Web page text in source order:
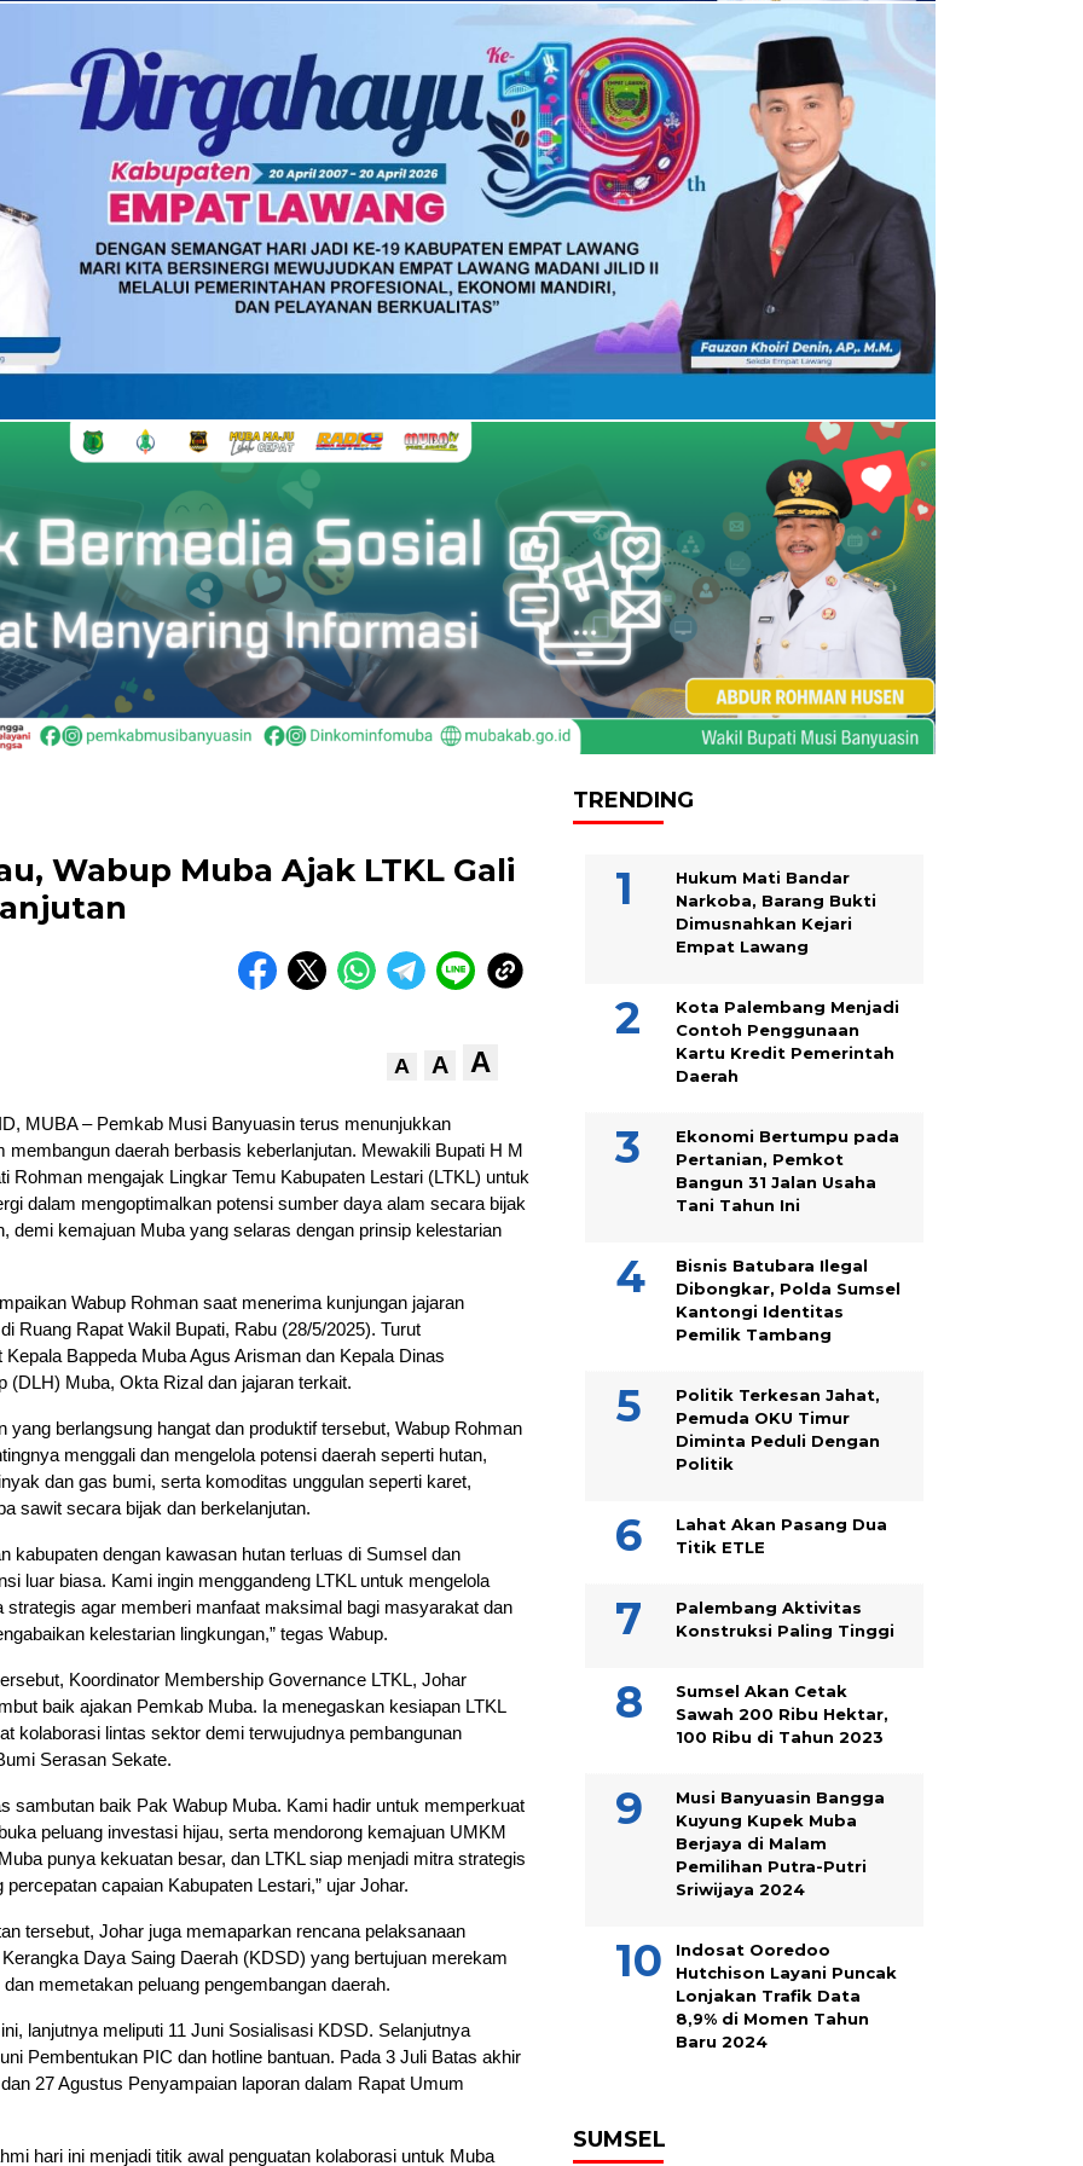
Wabup Muba Ajak LTKL Gali
A A A
MUBA – Pemkab Musi Banyuasin terus menunjukkan
membangun daerah berbasis keberlanjutan. Mewakili Bupati H M
Rohman mengajak Lingkar Temu Kabupaten Lestari (LTKL) untuk
dalam mengoptimalkan potensi sumber daya alam secara bijak
demi kemajuan Muba yang selaras dengan prinsip kelestarian
Wabup Rohman saat menerima kunjungan jajaran
Ruang Rapat Wakil Bupati, Rabu (28/5/2025). Turut
Kepala Bappeda Muba Agus Arisman dan Kepala Dinas
(DLH) Muba, Okta Rizal dan jajaran terkait.
yang berlangsung hangat dan produktif tersebut, Wabup Rohman
menggali dan mengelola potensi daerah seperti hutan,
dan gas bumi, serta komoditas unggulan seperti karet,
sawit secara bijak dan berkelanjutan.
kabupaten dengan kawasan hutan terluas di Sumsel dan
luar biasa. Kami ingin menggandeng LTKL untuk mengelola
strategis agar memberi manfaat maksimal bagi masyarakat dan
kelestarian lingkungan,” tegas Wabup.
Koordinator Membership Governance LTKL, Johar
baik ajakan Pemkab Muba. Ia menegaskan kesiapan LTKL
kolaborasi lintas sektor demi terwujudnya pembangunan
Serasan Sekate.
sambutan baik Pak Wabup Muba. Kami hadir untuk memperkuat
peluang investasi hijau, serta mendorong kemajuan UMKM
punya kekuatan besar, dan LTKL siap menjadi mitra strategis
capaian Kabupaten Lestari,” ujar Johar.
tersebut, Johar juga memaparkan rencana pelaksanaan
Daya Saing Daerah (KDSD) yang bertujuan merekam
memetakan peluang pengembangan daerah.
lanjutnya meliputi 11 Juni Sosialisasi KDSD. Selanjutnya
Pembentukan PIC dan hotline bantuan. Pada 3 Juli Batas akhir
27 Agustus Penyampaian laporan dalam Rapat Umum
hari ini menjadi titik awal penguatan kolaborasi untuk Muba
TRENDING
Hukum Mati Bandar
Narkoba, Barang Bukti
Dimusnahkan Kejari
Empat Lawang
Kota Palembang Menjadi
Contoh Penggunaan
Kartu Kredit Pemerintah
Daerah
Ekonomi Bertumpu pada
Pertanian, Pemkot
Bangun 31 Jalan Usaha
Tani Tahun Ini
Bisnis Batubara Ilegal
Dibongkar, Polda Sumsel
Kantongi Identitas
Pemilik Tambang
Politik Terkesan Jahat,
Pemuda OKU Timur
Diminta Peduli Dengan
Politik
Lahat Akan Pasang Dua
Titik ETLE
Palembang Aktivitas
Konstruksi Paling Tinggi
Sumsel Akan Cetak
Sawah 200 Ribu Hektar,
100 Ribu di Tahun 2023
Musi Banyuasin Bangga
Kuyung Kupek Muba
Berjaya di Malam
Pemilihan Putra-Putri
Sriwijaya 2024
Indosat Ooredoo
Hutchison Layani Puncak
Lonjakan Trafik Data
8,9% di Momen Tahun
Baru 2024
SUMSEL